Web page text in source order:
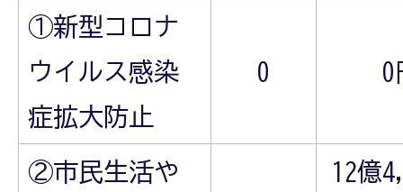
①新型コロナ
ウイルス感染
症拡大防止
0 0
②市民生活や
12億